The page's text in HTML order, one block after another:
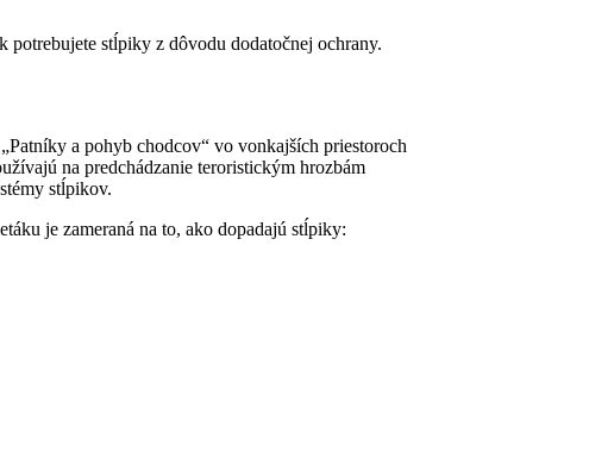
stĺpiky z dôvodu dodatočnej ochrany.
a pohyb chodcov“ vo vonkajších priestoroch
na predchádzanie teroristickým hrozbám
stĺpikov.
je zameraná na to, ako dopadajú stĺpiky: